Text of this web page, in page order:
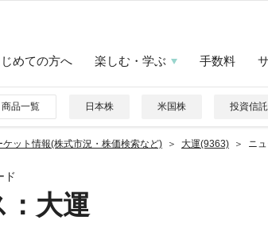
めての方へ 楽しむ・学ぶ 手数料
商品一覧 日本株 米国株 投資信託
ケット情報(株式市況・株価検索など) 大運(9363) ニ
ド
：大運